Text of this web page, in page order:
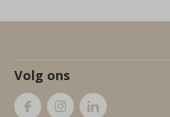
Volg ons